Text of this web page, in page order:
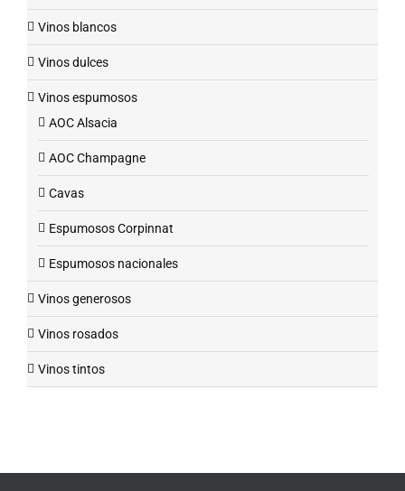
Vinos blancos
Vinos dulces
Vinos espumosos
AOC Alsacia
AOC Champagne
Cavas
Espumosos Corpinnat
Espumosos nacionales
Vinos generosos
Vinos rosados
Vinos tintos